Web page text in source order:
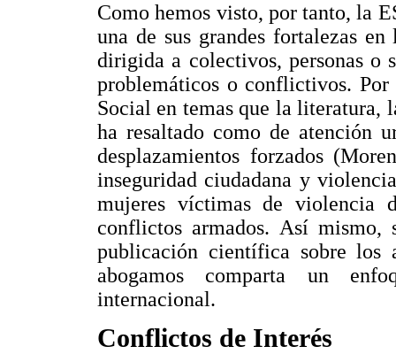
Como hemos visto, por tanto, la
una de sus grandes fortalezas
dirigida a colectivos, personas o
problemáticos o conflictivos.
Social en temas que la literatura,
ha resaltado como de atención
desplazamientos forzados
inseguridad ciudadana y
mujeres víctimas de violencia
conflictos armados. Así
publicación científica sobre los
abogamos comparta un
internacional.
Conflictos de Interés